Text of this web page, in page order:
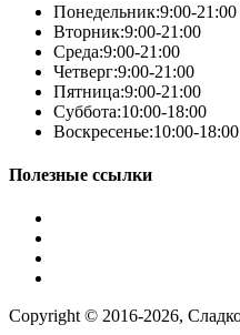
Понедельник:9:00-21:00
Вторник:9:00-21:00
Среда:9:00-21:00
Четверг:9:00-21:00
Пятница:9:00-21:00
Суббота:10:00-18:00
Воскресенье:10:00-18:00
Полезные ссылки
Copyright © 2016-2026,